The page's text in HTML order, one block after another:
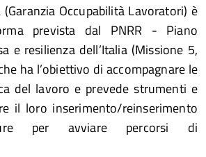
Occupabilità Lavoratori) è
prevista dal PNRR - Piano
e resilienza dell’Italia (Missione 5,
ha l’obiettivo di accompagnare le
del lavoro e prevede strumenti e
il loro inserimento/reinserimento
per avviare percorsi di